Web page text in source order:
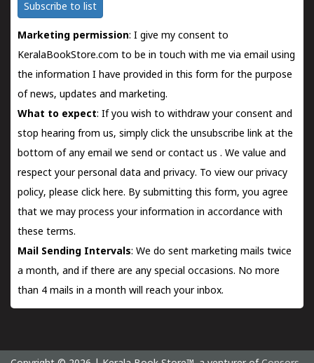
Subscribe to list
Marketing permission: I give my consent to
KeralaBookStore.com to be in touch with me via email using
the information I have provided in this form for the purpose
of news, updates and marketing.
What to expect: If you wish to withdraw your consent and
stop hearing from us, simply click the unsubscribe link at the
bottom of any email we send orcontact us . We value and
respect your personal data and privacy. To view our privacy
policy, please click here. By submitting this form, you agree
that we may process your information in accordance with
these terms.
Mail Sending Intervals: We do sent marketing mails twice
a month, and if there are any special occasions. No more
than 4 mails in a month will reach your inbox.